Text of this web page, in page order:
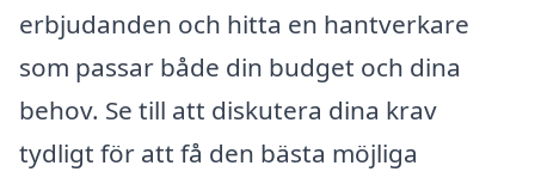
erbjudanden och hitta en hantverkare
som passar både din budget och dina
behov. Se till att diskutera dina krav
tydligt för att få den bästa möjliga